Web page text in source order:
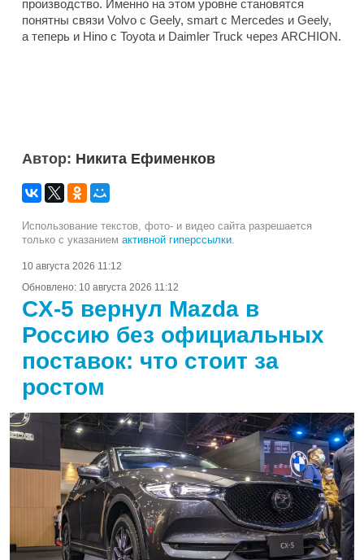
производство. Именно на этом уровне становятся
понятны связи Volvo с Geely, smart с Mercedes и Geely,
а теперь и Hino с Toyota и Daimler Truck через ARCHION.
Автор: Никита Ефименков
Использование текстов, фото- и видео сайта разрешается
только с указанием активной гиперссылки
10 августа 2026 11:12
Обновлено: 10 августа 2026 11:12
CX-5 вернул Mazda в
Россию без официальных
поставок: что стоит за
ростом